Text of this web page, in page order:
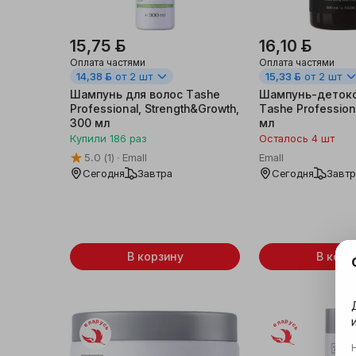
15,75 ƃ
Оплата частями
14,38 ƃ от 2 шт
Шампунь для волос Tashe
Professional, Strength&Growth,
300 мл
Купили 186 раз
5.0 (1)
Emall
Сегодня
Завтра
В корзину
16,10 ƃ
Оплата частями
15,33 ƃ от 2 шт
Шампунь-
Tashe
мл
Осталось 4 шт
Emall
Сегодня
В
Беларусь Беларусь